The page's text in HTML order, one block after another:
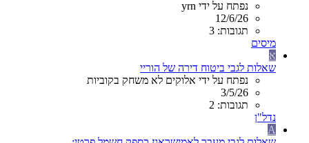
נפתח על ידי yrn
12/6/26
תגובות: 3
מיסים
א
שאלות לגבי ביטוח דירה של הוריי
נפתח על ידי אלוקים לא משחק בקוביות
3/5/26
תגובות: 2
נדל"ן
A